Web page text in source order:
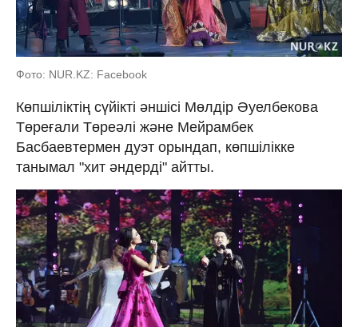
Фото: NUR.KZ: Facebook
Көпшіліктің сүйікті әншісі Мөлдір Әуелбекова
Төреғали Төреәлі және Мейрамбек
Басбаевтермен дуэт орындап, көпшілікке
танымал "хит әндерді" айтты.